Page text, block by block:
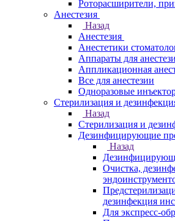
Роторасширители,
Анестезия
Назад
Анестезия
Анестетики
Аппараты для
Аппликационная
Все для анестезии
Одноразовые
Стерилизация и
Назад
Стерилизация и
Дезинфицирующие
Назад
Очистка,
дезинфекция
Для экспресс-